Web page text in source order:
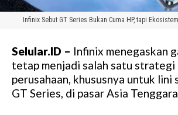
Infinix Sebut GT Series Bukan Cuma HP, tapi
Selular.ID – Infinix menegaskan
tetap menjadi salah satu
perusahaan, khususnya untuk lini
GT Series, di pasar Asia